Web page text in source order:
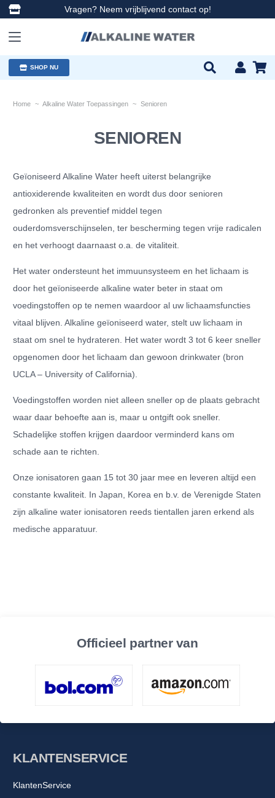
Vragen? Neem vrijblijvend contact op!
SHOP NU
Home ~ Alkaline Water Toepassingen ~ Senioren
SENIOREN
Geïoniseerd Alkaline Water heeft uiterst belangrijke
antioxiderende kwaliteiten en wordt dus door senioren
gedronken als preventief middel tegen
ouderdomsverschijnselen, ter bescherming tegen vrije radicalen
en het verhoogt daarnaast o.a. de vitaliteit.
Het water ondersteunt het immuunsysteem en het lichaam is
door het geïoniseerde alkaline water beter in staat om
voedingstoffen op te nemen waardoor al uw lichaamsfuncties
vitaal blijven. Alkaline geïoniseerd water, stelt uw lichaam in
staat om snel te hydrateren. Het water wordt 3 tot 6 keer sneller
opgenomen door het lichaam dan gewoon drinkwater (bron
UCLA – University of California).
Voedingstoffen worden niet alleen sneller op de plaats gebracht
waar daar behoefte aan is, maar u ontgift ook sneller.
Schadelijke stoffen krijgen daardoor verminderd kans om
schade aan te richten.
Onze ionisatoren gaan 15 tot 30 jaar mee en leveren altijd een
constante kwaliteit. In Japan, Korea en b.v. de Verenigde Staten
zijn alkaline water ionisatoren reeds tientallen jaren erkend als
medische apparatuur.
Officieel partner van
KLANTENSERVICE
KlantenService